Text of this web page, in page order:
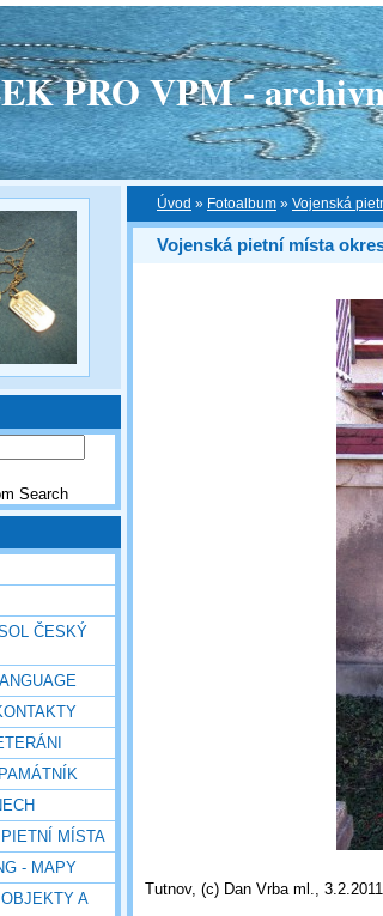
PRO VPM -
ČESKÝ
MÍSTA
- MAPY
A
Úvod » Fotoalbum » Vojenská
Vojenská pietní místa
Tutnov, (c) Dan Vrba ml., 3.2.2011